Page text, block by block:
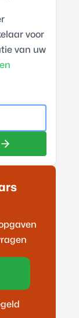
voor
van uw
s